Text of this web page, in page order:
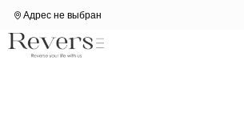
Адрес не выбран